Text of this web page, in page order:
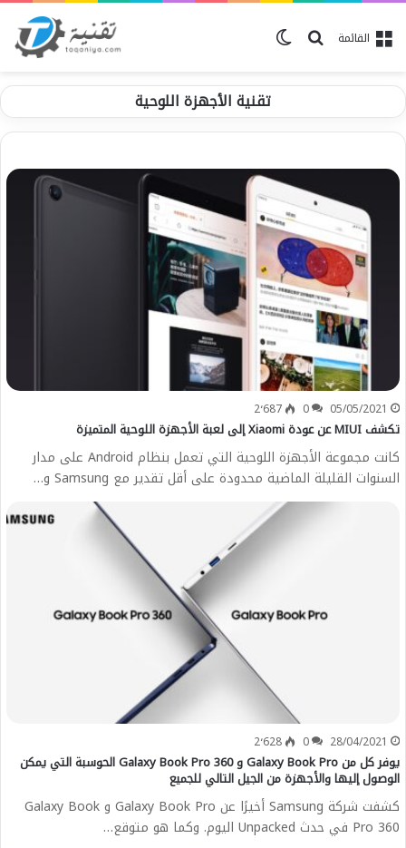
القائمة ابحث عن
تقنية الأجهزة اللوحية
05/05/2021
0 2٬687
تكشف MIUI عن عودة Xiaomi إلى لعبة الأجهزة اللوحية المتميزة
كانت مجموعة الأجهزة اللوحية التي تعمل بنظام Android على مدار
السنوات القليلة الماضية محدودة على أقل تقدير مع Samsung و…
28/04/2021
0 2٬628
يوفر كل من Galaxy Book Pro و Galaxy Book Pro 360 الحوسبة التي يمكن
الوصول إليها والأجهزة من الجيل التالي للجميع
كشفت شركة Samsung أخيرًا عن Galaxy Book Pro و Galaxy Book
Pro 360 في حدث Unpacked اليوم. وكما هو متوقع…